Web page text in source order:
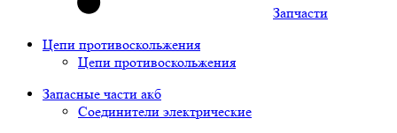
Запчасти
Цепи противоскольжения
Цепи противоскольжения
Запасные части акб
Соединители электрические